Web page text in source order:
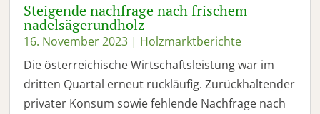
Steigende nachfrage nach frischem
nadelsägerundholz
16. November 2023 | Holzmarktberichte
Die österreichische Wirtschaftsleistung war im
dritten Quartal erneut rückläufig. Zurückhaltender
privater Konsum sowie fehlende Nachfrage nach